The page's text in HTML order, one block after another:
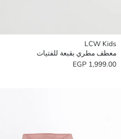
LCW Kids
معطف مطري بقبعة للفتيات
1,999.00 EGP